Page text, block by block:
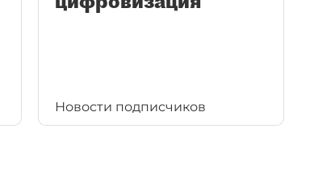
Новости подписчиков